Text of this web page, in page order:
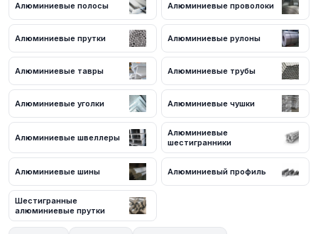
Алюминиевые полосы Алюминиевые проволоки
Алюминиевые прутки Алюминиевые рулоны
Алюминиевые тавры Алюминиевые трубы
Алюминиевые уголки Алюминиевые чушки
Алюминиевые швеллеры
Алюминиевые
шестигранники
Алюминиевые шины Алюминиевый профиль
Шестигранные
алюминиевые прутки